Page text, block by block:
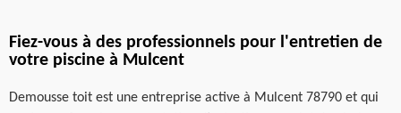
Fiez-vous à des professionnels pour l'entretien de
votre piscine à Mulcent
Demousse toit est une entreprise active à Mulcent 78790 et qui